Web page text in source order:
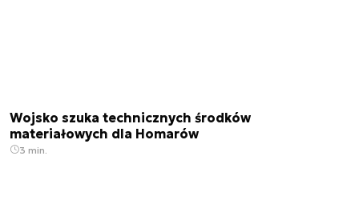
Wojsko szuka technicznych środków
materiałowych dla Homarów
3 min.